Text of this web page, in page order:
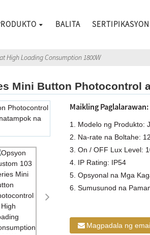
BALITA SERTIPIKASYON
High Loading Consumption 1800W
Mini Button Photocontrol
Maikling Paglalarawan:
1. Modelo ng Produkto:
2. Na-rate na Boltahe:
3. On / OFF Lux Level:
4. IP Rating: IP54
5. Opsyonal na Mga
6. Sumusunod na
Magpadala ng